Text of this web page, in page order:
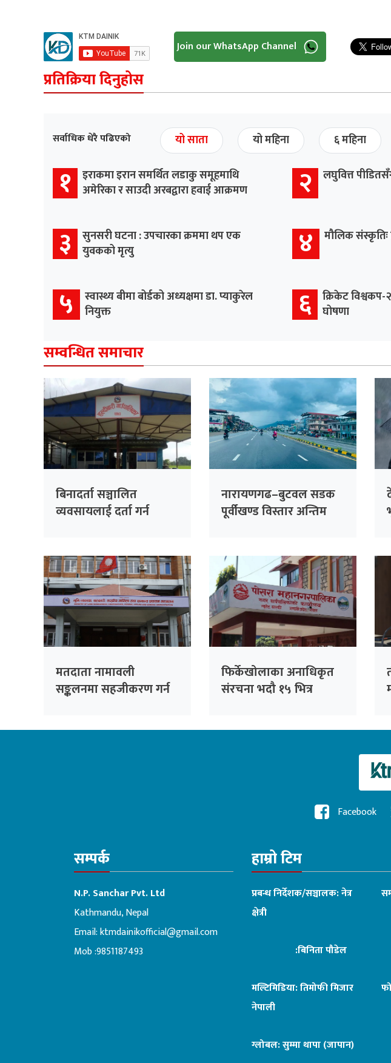
Join our WhatsApp Channel
प्रतिक्रिया दिनुहोस
सर्वाधिक धेरै पढिएको यो साता यो महिना ६ महिना
१
इराकमा इरान समर्थित लडाकु समूहमाथि
अमेरिका र साउदी अरबद्वारा हवाई आक्रमण
२ लघुवित्त
३
सुनसरी घटना : उपचारका क्रममा थप एक
युवकको मृत्यु
४ मौलिक
५
स्वास्थ्य बीमा बोर्डको अध्यक्षमा डा. प्याकुरेल
नियुक्त
६ क्रिकेट
घोषणा
सम्वन्धित समाचार
बिनादर्ता सञ्चालित
व्यवसायलाई दर्ता गर्न
नारायणगढ–बुटवल सडक
पूर्वीखण्ड विस्तार अन्तिम
मतदाता नामावली
सङ्कलनमा सहजीकरण गर्न
फिर्केखोलाका अनाधिकृत
संरचना भदौ १५ भित्र
Facebook
सम्पर्क
N.P. Sanchar Pvt. Ltd
Kathmandu, Nepal
Email:ktmdainikofficial@gmail.com
Mob :9851187493
हाम्रो टिम
प्रबन्ध निर्देशक/सञ्चालक: नेत्र
क्षेत्री
:बिनिता पौडेल
मल्टिमिडिया: तिमोफी मिजार
नेपाली
ग्लोबल: सुम्मा थापा (जापान)